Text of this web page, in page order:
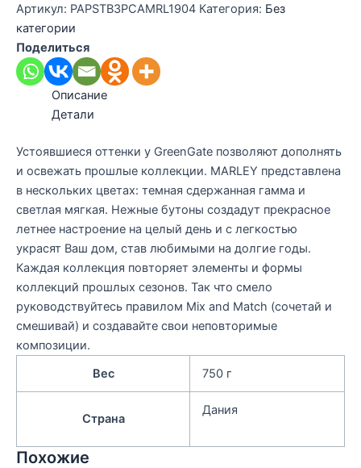
Артикул: PAPSTB3PCAMRL1904 Категория: Без
категории
Поделиться
Описание
Детали
Устоявшиеся оттенки у GreenGate позволяют дополнять
и освежать прошлые коллекции. MARLEY представлена
в нескольких цветах: темная сдержанная гамма и
светлая мягкая. Нежные бутоны создадут прекрасное
летнее настроение на целый день и с легкостью
украсят Ваш дом, став любимыми на долгие годы.
Каждая коллекция повторяет элементы и формы
коллекций прошлых сезонов. Так что смело
руководствуйтесь правилом Mix and Match (сочетай и
смешивай) и создавайте свои неповторимые
композиции.
Вес
750 г
Страна
Дания
Похожие